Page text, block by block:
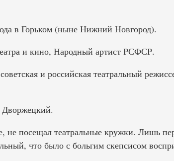
в Горьком (ныне Нижний Новгород).
и кино, Народный артист РСФСР.
и российская театральный
не посещал театральные кружки. Лишь
что было с больгим скепсисом